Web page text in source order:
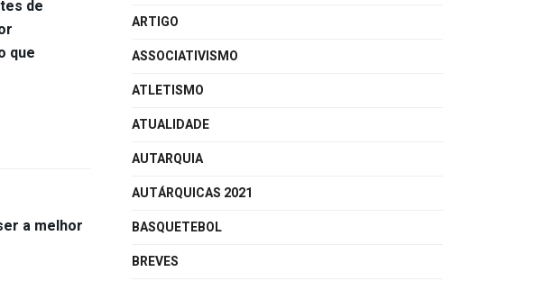
de
que
a melhor
ARTIGO
ASSOCIATIVISMO
ATLETISMO
ATUALIDADE
AUTARQUIA
AUTÁRQUICAS 2021
BASQUETEBOL
BREVES